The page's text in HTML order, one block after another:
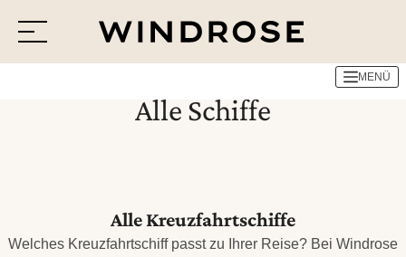
MENÜ
Alle Schiffe
Alle Kreuzfahrtschiffe
Welches Kreuzfahrtschiff passt zu Ihrer Reise? Bei Windrose